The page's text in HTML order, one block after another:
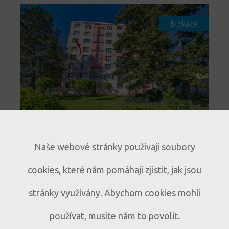
blokace
Světlý byt 3+1 s lodžií a
Sušici
B317
Prodej bytu 3+1 s lodžií a
Naše webové stránky používají soubory
cookies, které nám pomáhají zjistit, jak jsou
stránky využívány. Abychom cookies mohli
používat, musíte nám to povolit.